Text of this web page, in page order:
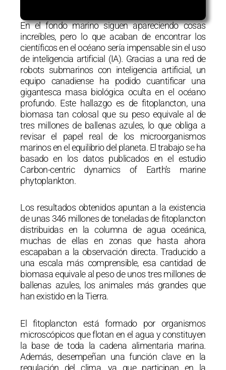
En el fondo marino siguen apareciendo cosas
increíbles, pero lo que acaban de encontrar los
científicos en el océano sería impensable sin el uso
de inteligencia artificial (IA). Gracias a una red de
robots submarinos con inteligencia artificial, un
equipo canadiense ha podido cuantificar una
gigantesca masa biológica oculta en el océano
profundo. Este hallazgo es de fitoplancton, una
biomasa tan colosal que su peso equivale al de
tres millones de ballenas azules, lo que obliga a
revisar el papel real de los microorganismos
marinos en el equilibrio del planeta. El trabajo se ha
basado en los datos publicados en el estudio
Carbon-centric dynamics of Earth’s marine
phytoplankton.
Los resultados obtenidos apuntan a la existencia
de unas 346 millones de toneladas de fitoplancton
distribuidas en la columna de agua oceánica,
muchas de ellas en zonas que hasta ahora
escapaban a la observación directa. Traducido a
una escala más comprensible, esa cantidad de
biomasa equivale al peso de unos tres millones de
ballenas azules, los animales más grandes que
han existido en la Tierra.
El fitoplancton está formado por organismos
microscópicos que flotan en el agua y constituyen
la base de toda la cadena alimentaria marina.
Además, desempeñan una función clave en la
regulación del clima, ya que participan en la